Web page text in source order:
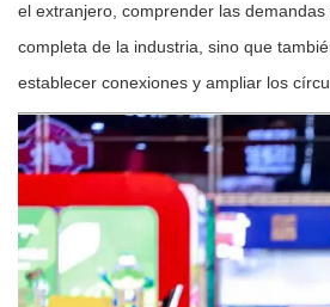
el extranjero, comprender las
completa de la industria, sino que
establecer conexiones y ampliar los